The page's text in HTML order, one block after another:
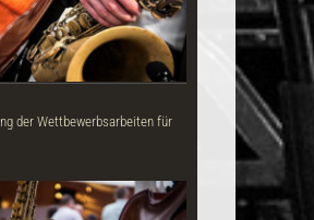
und Bildungszentrum Neu-